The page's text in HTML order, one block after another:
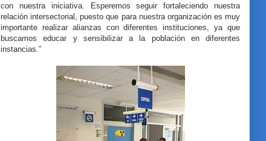
con nuestra iniciativa. Esperemos seguir fortaleciendo nuestra
relación intersectorial, puesto que para nuestra organización es muy
importante realizar alianzas con diferentes instituciones, ya que
buscamos educar y sensibilizar a la población en diferentes
instancias.”